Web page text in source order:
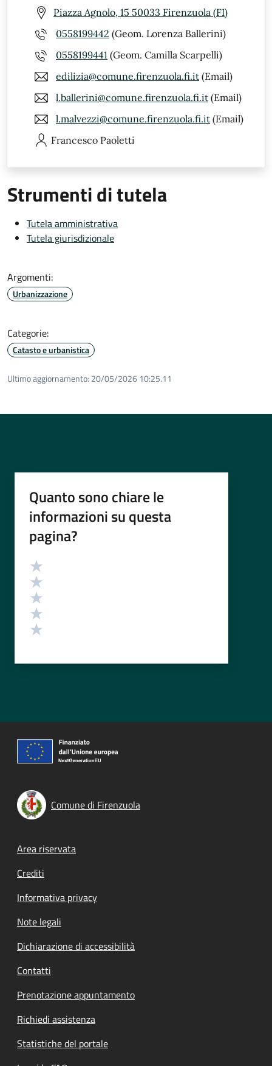
Piazza Agnolo, 15 50033 Firenzuola (FI)
0558199442 (Geom. Lorenza Ballerini)
0558199441 (Geom. Camilla Scarpelli)
edilizia@comune.firenzuola.fi.it (Email)
l.ballerini@comune.firenzuola.fi.it (Email)
l.malvezzi@comune.firenzuola.fi.it (Email)
Francesco Paoletti
Strumenti di tutela
Tutela amministrativa
Tutela giurisdizionale
Argomenti:
Urbanizzazione
Categorie:
Catasto e urbanistica
Ultimo aggiornamento: 20/05/2026 10:25.11
Quanto sono chiare le
informazioni su questa
pagina?
Valutazione
Comune di Firenzuola
Footer menu
Area riservata
Crediti
Informativa privacy
Note legali
Dichiarazione di accessibilità
Contatti
Prenotazione appuntamento
Richiedi assistenza
Statistiche del portale